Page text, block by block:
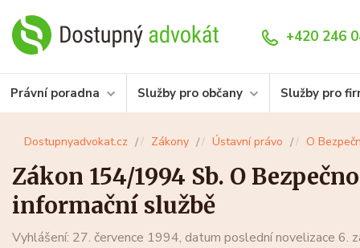
+420 246
Právní poradna Služby pro občany Služby pro
Dostupnyadvokat.cz Zákony Ústavní právo O
Zákon 154/1994 Sb. O
informační službě
Vyhlášení: 27. července 1994, datum poslední novelizace 6.